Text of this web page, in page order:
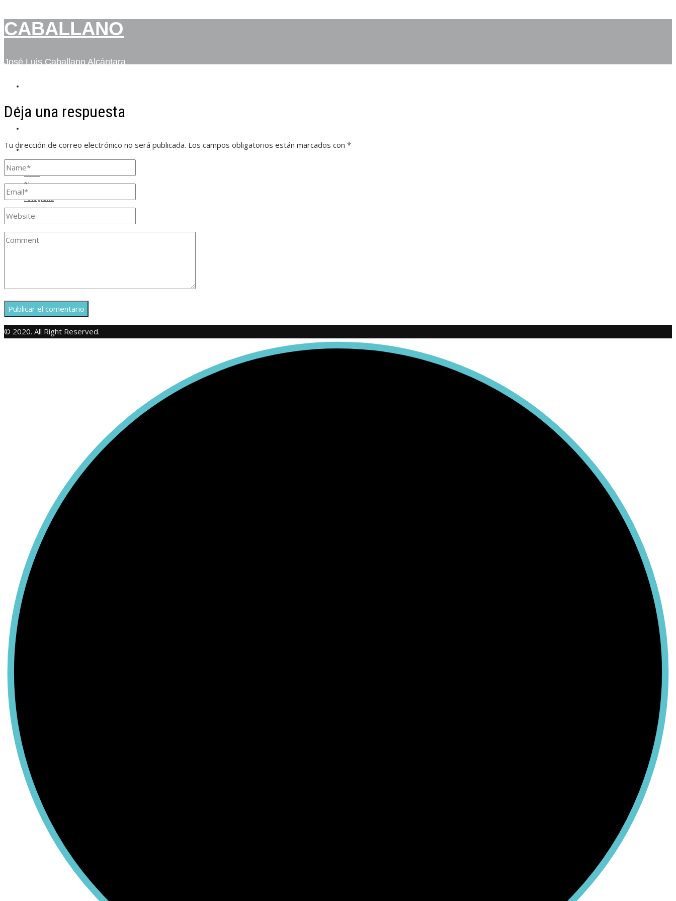
CABALLANO
José Luis Caballano Alcántara
BIO
CONTACTO
Inicio
Bio
Fotografía
Contacto
Deja una respuesta
Tu dirección de correo electrónico no será publicada. Los campos obligatorios están marcados con *
© 2020. All Right Reserved.